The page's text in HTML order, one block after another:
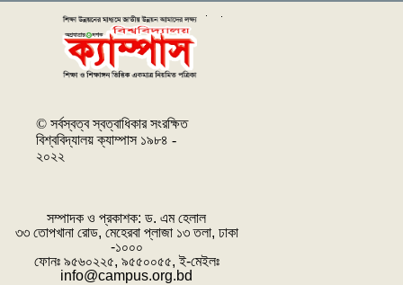
© সর্বস্বত্ব স্বত্বাধিকার সংরক্ষিত
বিশ্ববিদ্যালয় ক্যাম্পাস ১৯৮৪ -
২০২২
সম্পাদক ও প্রকাশক: ‌ড. এম হেলাল
৩৩ তোপখানা রোড, মেহেরবা প্লাজা ১৩ তলা, ঢাকা
-১০০০
ফোনঃ ৯৫৬০২২৫, ৯৫৫০০৫৫, ই-মেইলঃ
info@campus.org.bd